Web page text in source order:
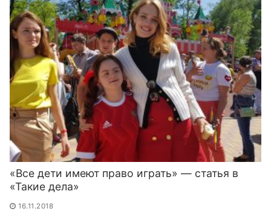
«Все дети имеют право играть» — статья в
«Такие дела»
16.11.2018